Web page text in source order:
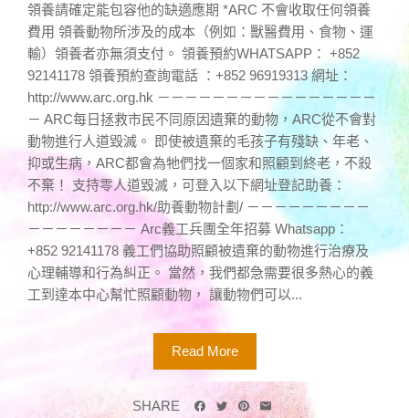
領養請確定能包容他的缺適應期 *ARC 不會收取任何領養
費用 領養動物所涉及的成本（例如：獸醫費用、食物、運
輸）領養者亦無須支付。 領養預約WHATSAPP： +852
92141178 領養預約查詢電話 ：+852 96919313 網址：
http://www.arc.org.hk －－－－－－－－－－－－－－－－
－ ARC每日拯救市民不同原因遺棄的動物，ARC從不會對
動物進行人道毀滅。 即使被遺棄的毛孩子有殘缺、年老、
抑或生病，ARC都會為牠們找一個家和照顧到終老，不殺
不棄！ 支持零人道毀滅，可登入以下網址登記助養：
http://www.arc.org.hk/助養動物計劃/ －－－－－－－－－
－－－－－－－－ Arc義工兵團全年招募 Whatsapp：
+852 92141178 義工們協助照顧被遺棄的動物進行治療及
心理輔導和行為糾正。 當然，我們都急需要很多熱心的義
工到達本中心幫忙照顧動物， 讓動物們可以...
Read More
SHARE